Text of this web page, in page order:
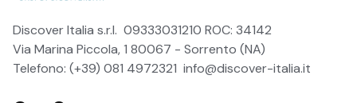
Discover Italia s.r.l. 09333031210 ROC: 34142
Via Marina Piccola, 1 80067 - Sorrento (NA)
Telefono: (+39) 081 4972321 info@discover-italia.it